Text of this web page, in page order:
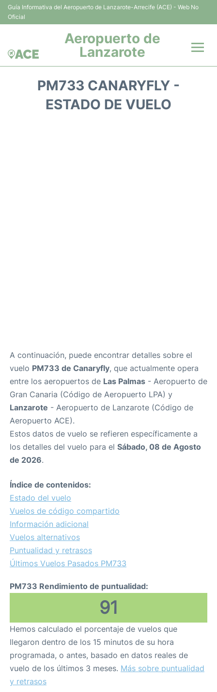
Guía Informativa del Aeropuerto de Lanzarote-Arrecife (ACE) - Web No
Oficial
Aeropuerto de
Lanzarote
PM733 CANARYFLY -
ESTADO DE VUELO
A continuación, puede encontrar detalles sobre el
vuelo PM733 de Canaryfly, que actualmente opera
entre los aeropuertos de Las Palmas - Aeropuerto de
Gran Canaria (Código de Aeropuerto LPA) y
Lanzarote - Aeropuerto de Lanzarote (Código de
Aeropuerto ACE).
Estos datos de vuelo se refieren específicamente a
los detalles del vuelo para el Sábado, 08 de Agosto
de 2026.
Índice de contenidos:
Estado del vuelo
Vuelos de código compartido
Información adicional
Vuelos alternativos
Puntualidad y retrasos
Últimos Vuelos Pasados PM733
PM733 Rendimiento de puntualidad:
91
Hemos calculado el porcentaje de vuelos que
llegaron dentro de los 15 minutos de su hora
programada, o antes, basado en datos reales de
vuelo de los últimos 3 meses. Más sobre puntualidad
y retrasos